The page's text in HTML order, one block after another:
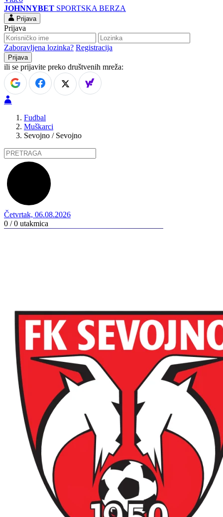
JOHNNYBET SPORTSKA BERZA
Prijava
Prijava
Zaboravljena lozinka? Registracija
ili se prijavite preko društvenih mreža:
Fudbal
Muškarci
Sevojno / Sevojno
Četvrtak, 06.08.2026
0 / 0 utakmica